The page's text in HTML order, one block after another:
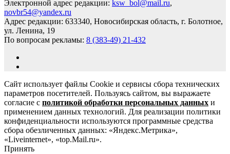
Электронной адрес редакции: ksw_bol@mail.ru,
novbr54@yandex.ru
Адрес редакции: 633340, Новосибирская область, г. Болотное,
ул. Ленина, 19
По вопросам рекламы: 8 (383-49) 21-432
Сайт использует файлы Cookie и сервисы сбора технических
параметров посетителей. Пользуясь сайтом, вы выражаете
согласие с политикой обработки персональных данных и
применением данных технологий. Для реализации политики
конфиденциальности используются программные средства
сбора обезличенных данных: «Яндекс.Метрика»,
«Liveinternet», «top.Mail.ru».
Принять